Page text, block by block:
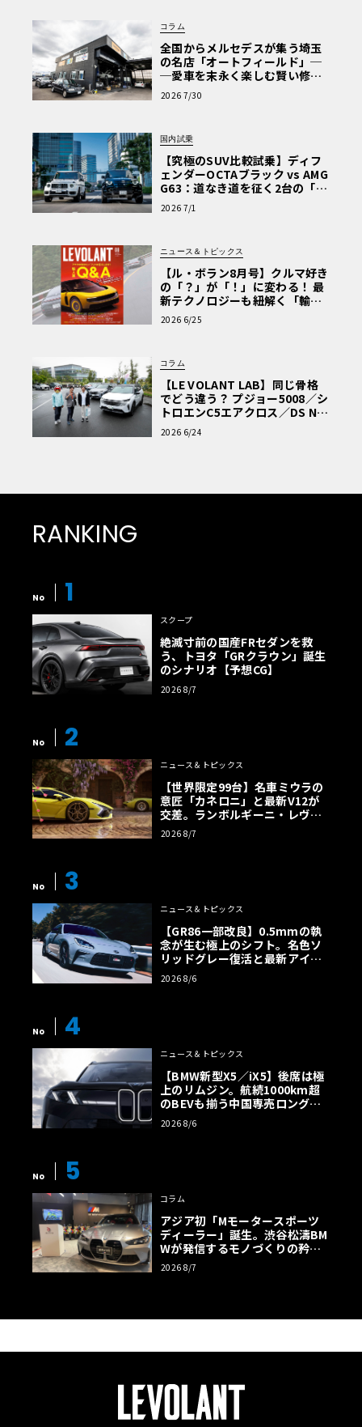
コラム
全国からメルセデスが集う埼玉
の名店「オートフィールド」─
─愛車を末永く楽しむ賢い修理
術と、プロがフックス製オイル
を選ぶ理由〈PR〉
2026 7/30
国内試乗
【究極のSUV比較試乗】ディフ
ェンダーOCTAブラック vs AMG
G63：道なき道を征く2台の「対
極的アプローチ」
2026 7/1
ニュース＆トピックス
【ル・ボラン8月号】クルマ好き
の「？」が「！」に変わる！ 最
新テクノロジーも紐解く「輸入
車Q&A」
2026 6/25
コラム
【LE VOLANT LAB】同じ骨格
でどう違う？ プジョー5008／シ
トロエンC5エアクロス／DS Nº4
読者一気乗りレポート
2026 6/24
RANKING
No 1
スクープ
絶滅寸前の国産FRセダンを救
う、トヨタ「GRクラウン」誕生
のシナリオ【予想CG】
2026 8/7
No 2
ニュース＆トピックス
【世界限定99台】名車ミウラの
意匠「カネロニ」と最新V12が
交差。ランボルギーニ・レヴエ
ルトに60周年記念車が登場
2026 8/7
No 3
ニュース＆トピックス
【GR86一部改良】0.5mmの執
念が生む極上のシフト。名色ソ
リッドグレー復活と最新アイサ
イトでFRの極みへ
2026 8/6
No 4
ニュース＆トピックス
【BMW新型X5／iX5】後席は極
上のリムジン。航続1000km超
のBEVも揃う中国専売ロング仕
様の全貌
2026 8/6
No 5
コラム
アジア初「Mモータースポーツ
ディーラー」誕生。渋谷松濤BM
Wが発信するモノづくりの矜持
【木下隆之コラム】
2026 8/7